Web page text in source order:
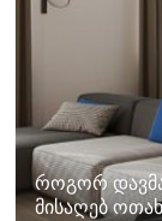
როგორ
მისაღებ